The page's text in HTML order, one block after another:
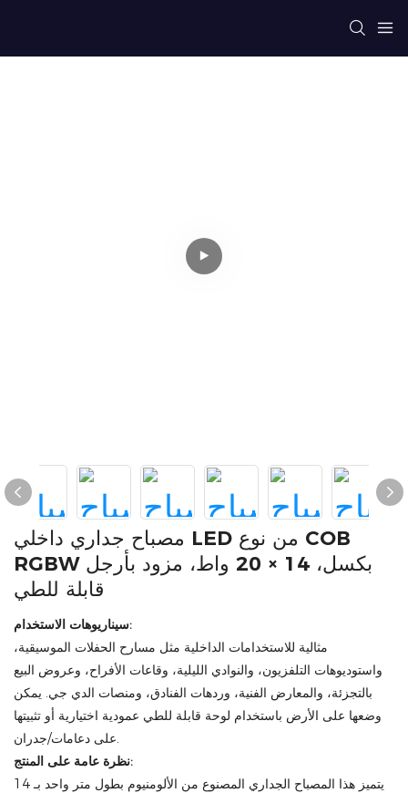
مصباح جداري داخلي LED من نوع COB
RGBW بكسل، 14 × 20 واط، مزود بأرجل
قابلة للطي
سيناريوهات الاستخدام:
مثالية للاستخدامات الداخلية مثل مسارح الحفلات الموسيقية،
واستوديوهات التلفزيون، والنوادي الليلية، وقاعات الأفراح، وعروض البيع
بالتجزئة، والمعارض الفنية، وردهات الفنادق، ومنصات الدي جي. يمكن
وضعها على الأرض باستخدام لوحة قابلة للطي عمودية اختيارية أو تثبيتها
على دعامات/جدران.
نظرة عامة على المنتج:
يتميز هذا المصباح الجداري المصنوع من الألومنيوم بطول متر واحد بـ 14